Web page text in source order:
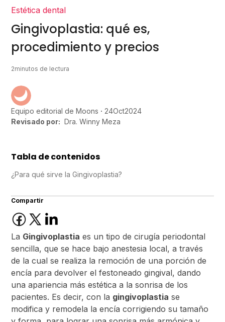
Estética dental
Gingivoplastia: qué es,
procedimiento y precios
2minutos de lectura
Equipo editorial de Moons 24Oct2024
Revisado por: Dra. Winny Meza
Tabla de contenidos
¿Para qué sirve la Gingivoplastia?
Compartir
La Gingivoplastia es un tipo de cirugía periodontal
sencilla, que se hace bajo anestesia local, a través
de la cual se realiza la remoción de una porción de
encía para devolver el festoneado gingival, dando
una apariencia más estética a la sonrisa de los
pacientes. Es decir, con la gingivoplastia se
modifica y remodela la encía corrigiendo su tamaño